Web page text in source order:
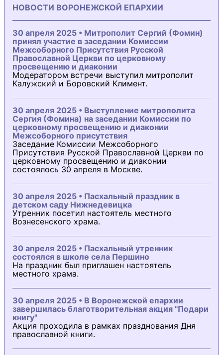
НОВОСТИ ВОРОНЕЖСКОЙ ЕПАРХИИ
30 апреля 2025 • Митрополит Сергий (Фомин)
принял участие в заседании Комиссии
Межсоборного Присутствия Русской
Православной Церкви по церковному
просвещению и диаконии
Модератором встречи выступил митрополит
Калужский и Боровский Климент.
30 апреля 2025 • Выступление митрополита
Сергия (Фомина) на заседании Комиссии по
церковному просвещению и диаконии
Межсоборного присутствия
Заседание Комиссии Межсоборного
Присутствия Русской Православной Церкви по
церковному просвещению и диаконии
состоялось 30 апреля в Москве.
30 апреля 2025 • Пасхальный праздник в
детском саду Нижнедевицка
Утренник посетил настоятель местного
Вознесенского храма.
30 апреля 2025 • Пасхальный утренник
состоялся в школе села Першино
На праздник был приглашен настоятель
местного храма.
30 апреля 2025 • В Воронежской епархии
завершилась благотворительная акция "Подари
книгу"
Акция проходила в рамках празднования Дня
православной книги.